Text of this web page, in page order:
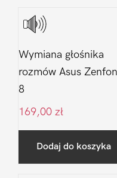
Wymiana głośnika
rozmów Asus
8
169,00 zł
Dodaj do koszyka